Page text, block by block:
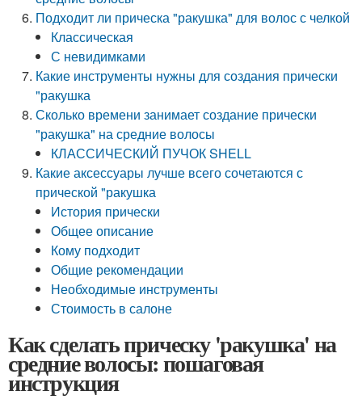
Подходит ли прическа "ракушка" для волос с челкой
Классическая
С невидимками
Какие инструменты нужны для создания прически
"ракушка
Сколько времени занимает создание прически
"ракушка" на средние волосы
КЛАССИЧЕСКИЙ ПУЧОК SHELL
Какие аксессуары лучше всего сочетаются с
прической "ракушка
История прически
Общее описание
Кому подходит
Общие рекомендации
Необходимые инструменты
Стоимость в салоне
Как сделать прическу 'ракушка' на
средние волосы: пошаговая
инструкция